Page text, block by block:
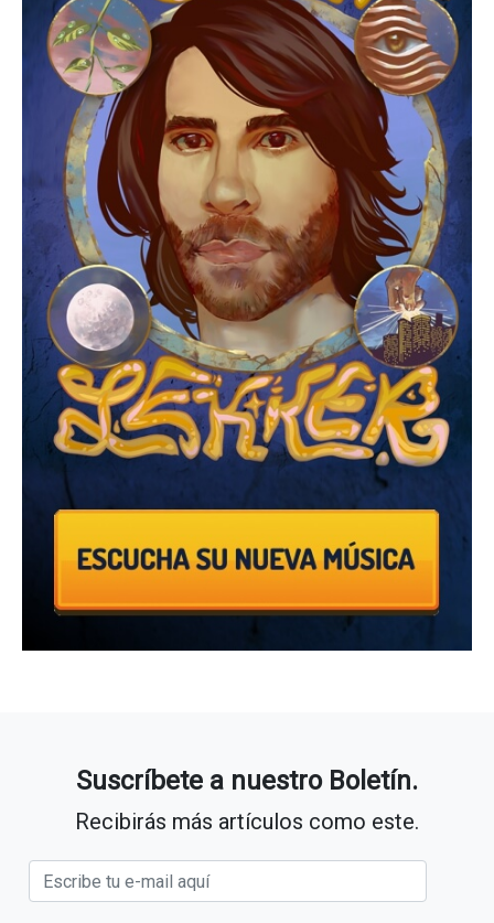
Suscríbete a nuestro Boletín.
Recibirás más artículos como este.